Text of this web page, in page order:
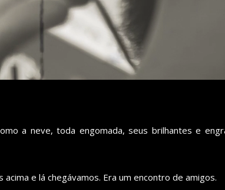
a neve, toda engomada, seus brilhantes e
e lá chegávamos. Era um encontro de amigos.